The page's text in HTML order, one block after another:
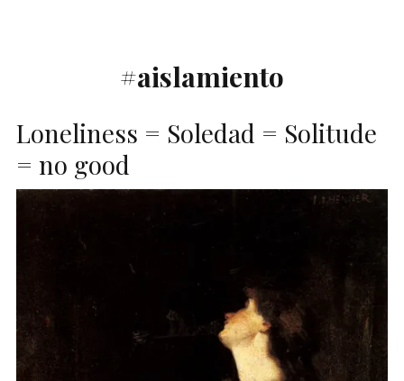
#aislamiento
Loneliness = Soledad = Solitude
= no good